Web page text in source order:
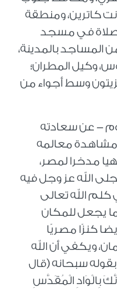
كاترين، ومنطقة
الصلاة في مسجد
المساجد بالمدينة،
وكيل المطران؛
وسط أجواء من
- عن سعادته
ومشاهدة معالمه
مدخرا لمصر،
الله عز وجل فيه
الله تعالى
يجعل للمكان
كنزًا مصريًا
ويكفي أن الله
سبحانه (قال
بِالْوَادِ الْمُقَدَّسِ